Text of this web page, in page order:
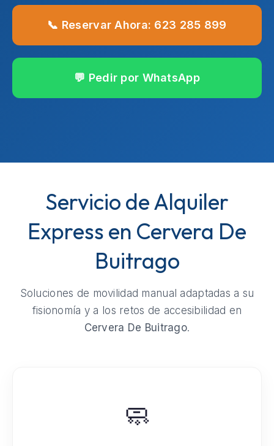
📞 Reservar Ahora: 623 285 899
💬 Pedir por WhatsApp
Servicio de Alquiler
Express en Cervera De
Buitrago
Soluciones de movilidad manual adaptadas a su
fisionomía y a los retos de accesibilidad en
Cervera De Buitrago.
🧼